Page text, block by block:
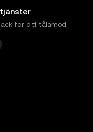
för ditt tålamod.